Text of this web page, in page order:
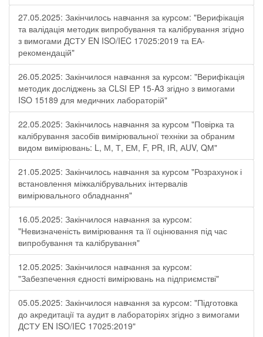
27.05.2025: Закінчилось навчання за курсом: "Верифікація
та валідація методик випробування та калібрування згідно
з вимогами ДСТУ EN ISO/IEC 17025:2019 та ЕА-
рекомендацій"
26.05.2025: Закінчилося навчання за курсом: "Верифікація
методик досліджень за CLSI EP 15-A3 згідно з вимогами
ISO 15189 для медичних лабораторій"
22.05.2025: Закінчилось навчання за курсом "Повірка та
калібрування засобів вимірювальної техніки за обраним
видом вимірювань: L, М, Т, ЕМ, F, РR, ІR, АUV, QМ"
21.05.2025: Закінчилось навчання за курсом "Розрахунок і
встановлення міжкалібрувальних інтервалів
вимірювального обладнання"
16.05.2025: Закінчилося навчання за курсом:
"Невизначеність вимірювання та її оцінювання під час
випробування та калібрування"
12.05.2025: Закінчилося навчання за курсом:
"Забезпечення єдності вимірювань на підприємстві"
05.05.2025: Закінчилося навчання за курсом: "Підготовка
до акредитації та аудит в лабораторіях згідно з вимогами
ДСТУ EN ISO/IEC 17025:2019"